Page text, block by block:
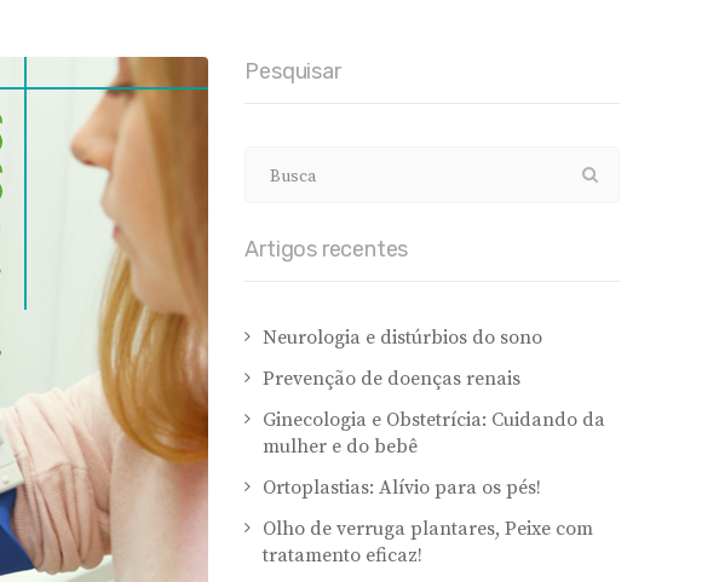
Pesquisar
Artigos recentes
Neurologia e distúrbios do sono
Prevenção de doenças renais
Ginecologia e Obstetrícia: Cuidando da
mulher e do bebê
Ortoplastias: Alívio para os pés!
Olho de verruga plantares, Peixe com
tratamento eficaz!